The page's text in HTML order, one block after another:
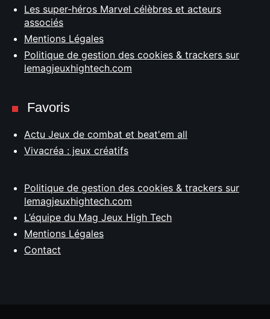
Les super-héros Marvel célèbres et acteurs
associés
Mentions Légales
Politique de gestion des cookies & trackers sur
lemagjeuxhightech.com
Favoris
Actu Jeux de combat et beat'em all
Vivacréa : jeux créatifs
Politique de gestion des cookies & trackers sur
lemagjeuxhightech.com
L’équipe du Mag Jeux High Tech
Mentions Légales
Contact